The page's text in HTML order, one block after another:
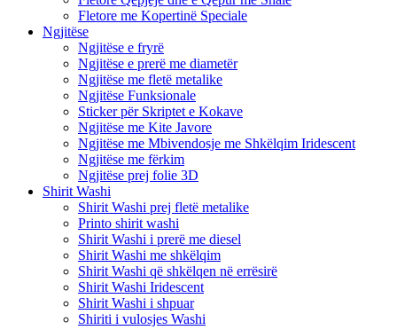
Fletore me Kopertinë Speciale
Ngjitëse
Ngjitëse e fryrë
Ngjitëse e prerë me diametër
Ngjitëse me fletë metalike
Ngjitëse Funksionale
Sticker për Skriptet e Kokave
Ngjitëse me Kite Javore
Ngjitëse me Mbivendosje me Shkëlqim Iridescent
Ngjitëse me fërkim
Ngjitëse prej folie 3D
Shirit Washi
Shirit Washi prej fletë metalike
Printo shirit washi
Shirit Washi i prerë me diesel
Shirit Washi me shkëlqim
Shirit Washi që shkëlqen në errësirë
Shirit Washi Iridescent
Shirit Washi i shpuar
Shiriti i vulosjes Washi